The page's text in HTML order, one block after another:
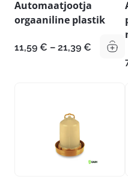
Automaatjootja
orgaaniline plastik
11,59 € – 21,39 €